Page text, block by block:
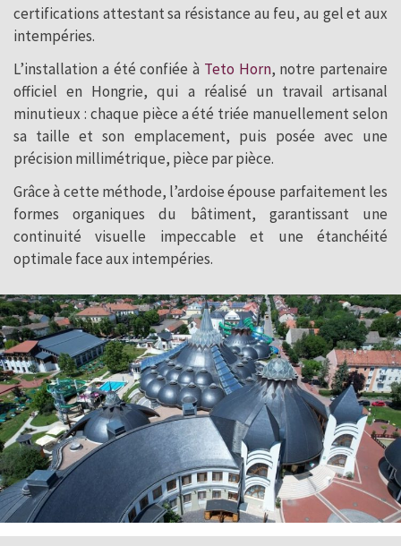
certifications attestant sa résistance au feu, au gel et aux
intempéries.
L’installation a été confiée à Teto Horn, notre partenaire
officiel en Hongrie, qui a réalisé un travail artisanal
minutieux : chaque pièce a été triée manuellement selon
sa taille et son emplacement, puis posée avec une
précision millimétrique, pièce par pièce.
Grâce à cette méthode, l’ardoise épouse parfaitement les
formes organiques du bâtiment, garantissant une
continuité visuelle impeccable et une étanchéité
optimale face aux intempéries.